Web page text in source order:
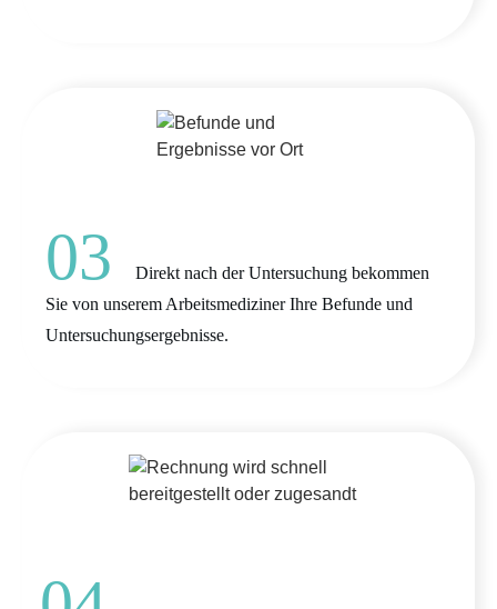
03
Direkt nach der Untersuchung bekommen
Sie von unserem Arbeitsmediziner Ihre Befunde und
Untersuchungsergebnisse.